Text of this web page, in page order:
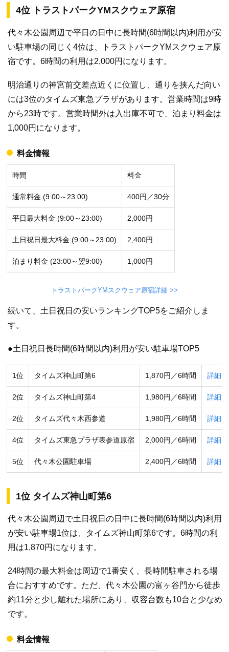
4位 トラストパークYMスクウェア原宿
代々木公園周辺で平日の日中に長時間(6時間以内)利用が安
い駐車場の同じく4位は、トラストパークYMスクウェア原
宿です。6時間の利用は2,000円になります。
明治通りの神宮前交差点近くに位置し、通りを挟んだ向い
には3位のタイムズ東急プラザがあります。営業時間は9時
から23時です。営業時間外は入出庫不可で、泊まり料金は
1,000円になります。
料金情報
時間 料金
通常料金 (9:00～23:00) 400円／30分
平日最大料金 (9:00～23:00) 2,000円
土日祝日最大料金 (9:00～23:00) 2,400円
泊まり料金 (23:00～翌9:00) 1,000円
トラストパークYMスクウェア原宿詳細 >>
続いて、土日祝日の安いランキングTOP5をご紹介しま
す。
●土日祝日長時間(6時間以内)利用が安い駐車場TOP5
1位 タイムズ神山町第6 1,870円／6時間 詳細
2位 タイムズ神山町第4 1,980円／6時間 詳細
2位 タイムズ代々木西参道 1,980円／6時間 詳細
4位 タイムズ東急プラザ表参道原宿 2,000円／6時間 詳細
5位 代々木公園駐車場 2,400円／6時間 詳細
1位 タイムズ神山町第6
代々木公園周辺で土日祝日の日中に長時間(6時間以内)利用
が安い駐車場1位は、タイムズ神山町第6です。6時間の利
用は1,870円になります。
24時間の最大料金は周辺で1番安く、長時間駐車される場
合におすすめです。ただ、代々木公園の富ヶ谷門から徒歩
約11分と少し離れた場所にあり、収容台数も10台と少なめ
です。
料金情報